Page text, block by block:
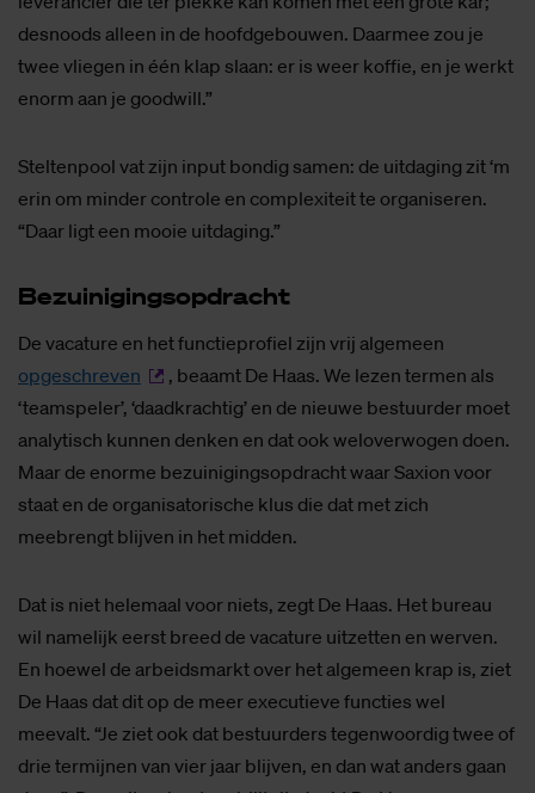
desnoods alleen in de hoofdgebouwen. Daarmee zou je
twee vliegen in één klap slaan: er is weer koffie, en je werkt
enorm aan je goodwill.”
Steltenpool vat zijn input bondig samen: de uitdaging zit ‘m
erin om minder controle en complexiteit te organiseren.
“Daar ligt een mooie uitdaging.”
Be­zui­ni­gings­op­dracht
De vacature en het functieprofiel zijn vrij algemeen
opgeschreven
, beaamt De Haas. We lezen termen als
‘teamspeler’, ‘daadkrachtig’ en de nieuwe bestuurder moet
analytisch kunnen denken en dat ook weloverwogen doen.
Maar de enorme bezuinigingsopdracht waar Saxion voor
staat en de organisatorische klus die dat met zich
meebrengt blijven in het midden.
Dat is niet helemaal voor niets, zegt De Haas. Het bureau
wil namelijk eerst breed de vacature uitzetten en werven.
En hoewel de arbeidsmarkt over het algemeen krap is, ziet
De Haas dat dit op de meer executieve functies wel
meevalt. “Je ziet ook dat bestuurders tegenwoordig twee of
drie termijnen van vier jaar blijven, en dan wat anders gaan